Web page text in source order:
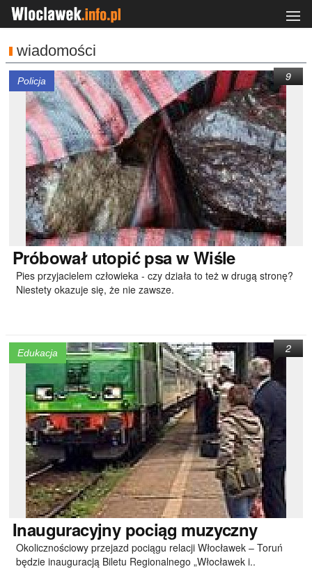
wiadomości
Policja
Próbowałutopić psa w Wiśle
Pies przyjacielem człowieka - czy działa to też w drugą stronę?
Niestety okazuje się, że nie zawsze.
9
Edukacja
Inauguracyjnypociąg muzyczny
Okolicznościowy przejazd pociągu relacji Włocławek – Toruń
będzie inauguracją Biletu Regionalnego „Włocławek i..
2